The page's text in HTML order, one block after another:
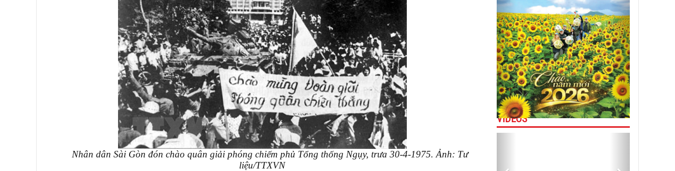
Nhân dân Sài Gòn đón chào quân giải phóng chiếm phủ Tổng thống Ngụy, trưa 30-4-1975. Ảnh: Tư
liệu/TTXVN
VIDEOS